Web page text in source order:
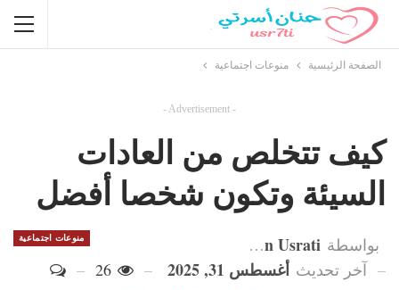
الصفحة الرئيسية منوعات اجتماعية
- Advertisement -
كيف تتخلص من العادات
السيئة وتكون شخصا أفضل
منوعات اجتماعية بواسطة Hanan Usrati
آخر تحديث أغسطس 31, 2025